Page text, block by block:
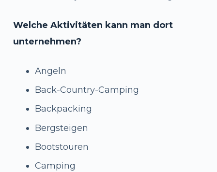
Welche Aktivitäten kann man dort
unternehmen?
Angeln
Back-Country-Camping
Backpacking
Bergsteigen
Bootstouren
Camping